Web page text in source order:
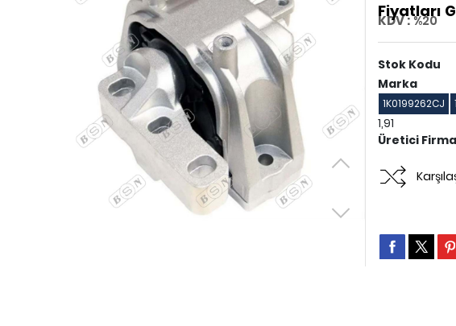
Fiyatları
KDV :%20
Stok Kodu
Marka
1K0199262CJ
1,91
Üretici Firma